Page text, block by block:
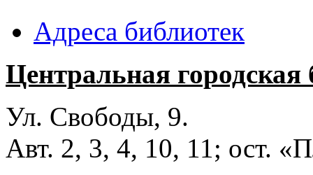
Адреса библиотек
Центральная
Ул. Свободы, 9.
Авт. 2, 3, 4, 10, 11; ост.